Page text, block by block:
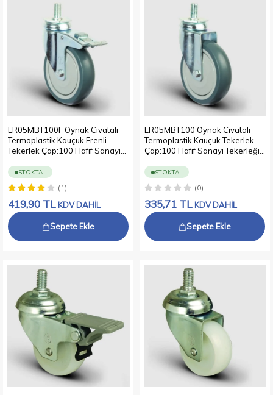
ER05MBT100F Oynak Civatalı
Termoplastik Kauçuk Frenli
Tekerlek Çap:100 Hafif Sanayi
Bilya Rulmanlı Polipropilen Üzeri
Termoplastik Kauçuk Kaplı Gri
Teker
STOKTA
(1)
419,90 TL KDV DAHİL
Sepete Ekle
ER05MBT100 Oynak Civatalı
Termoplastik Kauçuk Tekerlek
Çap:100 Hafif Sanayi Tekerleği
Rulmanlı Polipropilen Üzeri
Termoplastik Kauçuk Kaplı Gri
Teker
STOKTA
(0)
335,71 TL KDV DAHİL
Sepete Ekle